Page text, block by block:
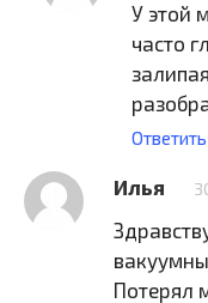
У этой
часто
Ответить
Илья
Потерял